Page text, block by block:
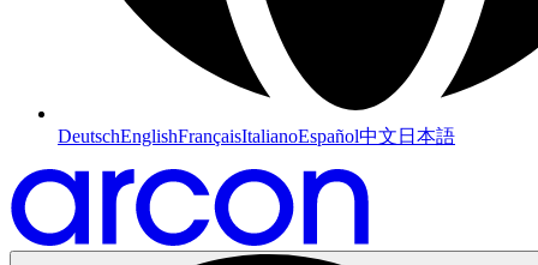
DeutschEnglishFrançaisItalianoEspañol中文 日本語